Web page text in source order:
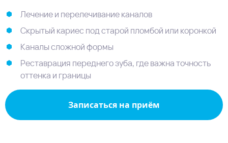
Лечение и перелечивание каналов
Скрытый кариес под старой пломбой или коронкой
Каналы сложной формы
Реставрация переднего зуба, где важна точность
оттенка и границы
Записаться на приём